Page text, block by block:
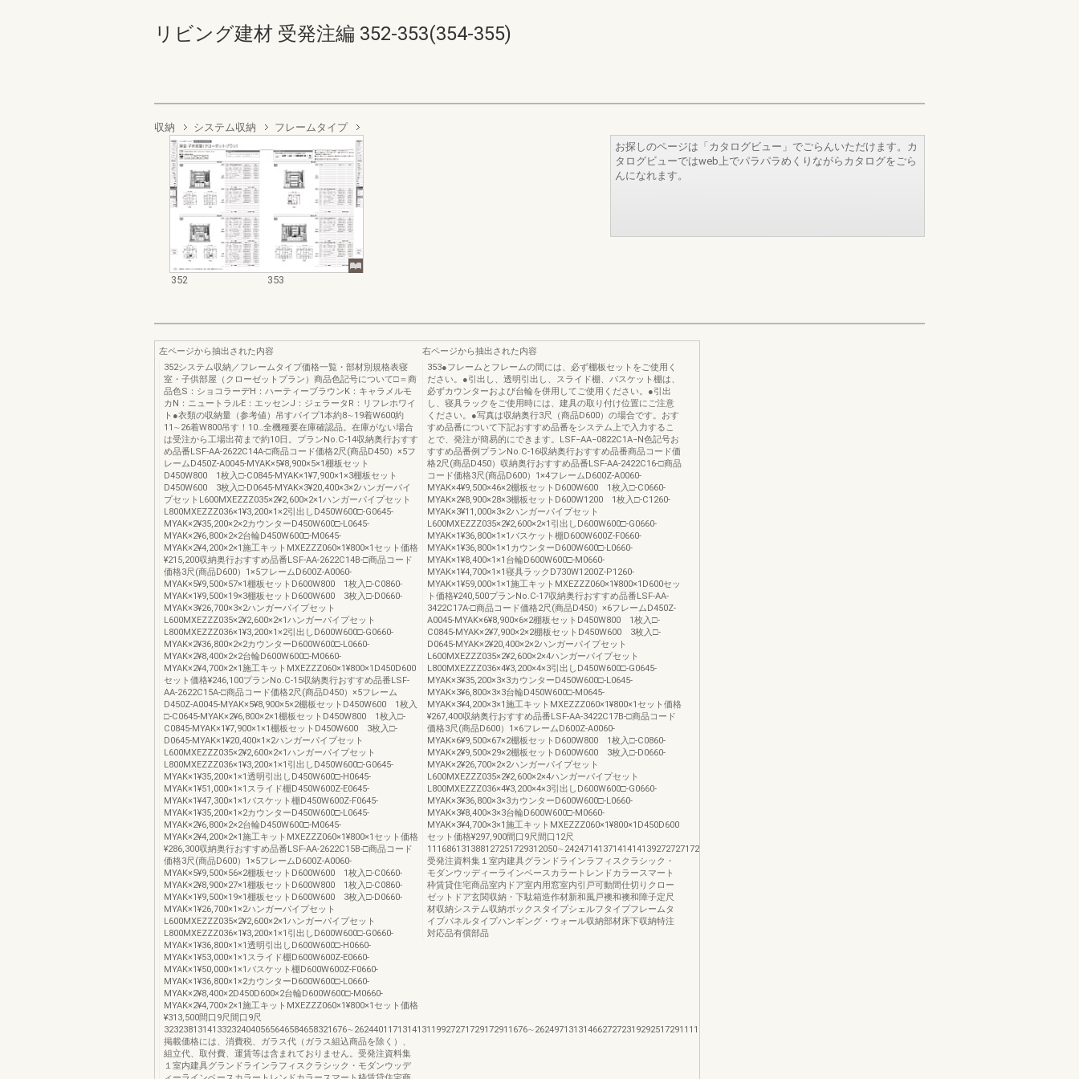
リビング建材 受発注編 352-353(354-355)
収納 システム収納 フレームタイプ
352 353
お探しのページは「カタログビュー」でごらんいただけます。カ
タログビューではweb上でパラパラめくりながらカタログをごら
んになれます。
左ページから抽出された内容
352システム収納／フレームタイプ価格一覧・部材別規格表寝
室・子供部屋（クローゼットプラン）商品色記号について□＝商
品色S：ショコラーデH：ハーティーブラウンK：キャラメルモ
カN：ニュートラルE：エッセンJ：ジェラータR：リフレホワイ
ト●衣類の収納量（参考値）吊すパイプ1本約8∼19着W600約
11∼26着W800吊す！10…全機種要在庫確認品。在庫がない場合
は受注から工場出荷まで約10日。プランNo.C-14収納奥行おすす
め品番LSF-AA-2622C14A-□商品コード価格2尺(商品D450）×5フ
レームD450Z-A0045-MYAK×5¥8,900×5×1棚板セット
D450W800 1枚入□-C0845-MYAK×1¥7,900×1×3棚板セット
D450W600 3枚入□-D0645-MYAK×3¥20,400×3×2ハンガーパイ
プセットL600MXEZZZ035×2¥2,600×2×1ハンガーパイプセット
L800MXEZZZ036×1¥3,200×1×2引出しD450W600□-G0645-
MYAK×2¥35,200×2×2カウンターD450W600□-L0645-
MYAK×2¥6,800×2×2台輪D450W600□-M0645-
MYAK×2¥4,200×2×1施工キットMXEZZZ060×1¥800×1セット価格
¥215,200収納奥行おすすめ品番LSF-AA-2622C14B-□商品コード
価格3尺(商品D600）1×5フレームD600Z-A0060-
MYAK×5¥9,500×57×1棚板セットD600W800 1枚入□-C0860-
MYAK×1¥9,500×19×3棚板セットD600W600 3枚入□-D0660-
MYAK×3¥26,700×3×2ハンガーパイプセット
L600MXEZZZ035×2¥2,600×2×1ハンガーパイプセット
L800MXEZZZ036×1¥3,200×1×2引出しD600W600□-G0660-
MYAK×2¥36,800×2×2カウンターD600W600□-L0660-
MYAK×2¥8,400×2×2台輪D600W600□-M0660-
MYAK×2¥4,700×2×1施工キットMXEZZZ060×1¥800×1D450D600
セット価格¥246,100プランNo.C-15収納奥行おすすめ品番LSF-
AA-2622C15A-□商品コード価格2尺(商品D450）×5フレーム
D450Z-A0045-MYAK×5¥8,900×5×2棚板セットD450W600 1枚入
□-C0645-MYAK×2¥6,800×2×1棚板セットD450W800 1枚入□-
C0845-MYAK×1¥7,900×1×1棚板セットD450W600 3枚入□-
D0645-MYAK×1¥20,400×1×2ハンガーパイプセット
L600MXEZZZ035×2¥2,600×2×1ハンガーパイプセット
L800MXEZZZ036×1¥3,200×1×1引出しD450W600□-G0645-
MYAK×1¥35,200×1×1透明引出しD450W600□-H0645-
MYAK×1¥51,000×1×1スライド棚D450W600Z-E0645-
MYAK×1¥47,300×1×1バスケット棚D450W600Z-F0645-
MYAK×1¥35,200×1×2カウンターD450W600□-L0645-
MYAK×2¥6,800×2×2台輪D450W600□-M0645-
MYAK×2¥4,200×2×1施工キットMXEZZZ060×1¥800×1セット価格
¥286,300収納奥行おすすめ品番LSF-AA-2622C15B-□商品コード
価格3尺(商品D600）1×5フレームD600Z-A0060-
MYAK×5¥9,500×56×2棚板セットD600W600 1枚入□-C0660-
MYAK×2¥8,900×27×1棚板セットD600W800 1枚入□-C0860-
MYAK×1¥9,500×19×1棚板セットD600W600 3枚入□-D0660-
MYAK×1¥26,700×1×2ハンガーパイプセット
L600MXEZZZ035×2¥2,600×2×1ハンガーパイプセット
L800MXEZZZ036×1¥3,200×1×1引出しD600W600□-G0660-
MYAK×1¥36,800×1×1透明引出しD600W600□-H0660-
MYAK×1¥53,000×1×1スライド棚D600W600Z-E0660-
MYAK×1¥50,000×1×1バスケット棚D600W600Z-F0660-
MYAK×1¥36,800×1×2カウンターD600W600□-L0660-
MYAK×2¥8,400×2D450D600×2台輪D600W600□-M0660-
MYAK×2¥4,700×2×1施工キットMXEZZZ060×1¥800×1セット価格
¥313,500間口9尺間口9尺
32323813141332324040565646584658321676∼262440117131413119927271729172911676∼262497131314662727231929251729111111676∼26249381313143737565652485854465832323232321676∼262440
掲載価格には、消費税、ガラス代（ガラス組込商品を除く）、
組立代、取付費、運賃等は含まれておりません。受発注資料集
１室内建具グランドラインラフィスクラシック・モダンウッデ
右ページから抽出された内容
353●フレームとフレームの間には、必ず棚板セットをご使用く
ださい。●引出し、透明引出し、スライド棚、バスケット棚は、
必ずカウンターおよび台輪を併用してご使用ください。●引出
し、寝具ラックをご使用時には、建具の取り付け位置にご注意
ください。●写真は収納奥行3尺（商品D600）の場合です。おす
すめ品番について下記おすすめ品番をシステム上で入力するこ
とで、発注が簡易的にできます。LSF−AA−0822C1A−N色記号お
すすめ品番例プランNo.C-16収納奥行おすすめ品番商品コード価
格2尺(商品D450）収納奥行おすすめ品番LSF-AA-2422C16-□商品
コード価格3尺(商品D600）1×4フレームD600Z-A0060-
MYAK×4¥9,500×46×2棚板セットD600W600 1枚入□-C0660-
MYAK×2¥8,900×28×3棚板セットD600W1200 1枚入□-C1260-
MYAK×3¥11,000×3×2ハンガーパイプセット
L600MXEZZZ035×2¥2,600×2×1引出しD600W600□-G0660-
MYAK×1¥36,800×1×1バスケット棚D600W600Z-F0660-
MYAK×1¥36,800×1×1カウンターD600W600□-L0660-
MYAK×1¥8,400×1×1台輪D600W600□-M0660-
MYAK×1¥4,700×1×1寝具ラックD730W1200Z-P1260-
MYAK×1¥59,000×1×1施工キットMXEZZZ060×1¥800×1D600セッ
ト価格¥240,500プランNo.C-17収納奥行おすすめ品番LSF-AA-
3422C17A-□商品コード価格2尺(商品D450）×6フレームD450Z-
A0045-MYAK×6¥8,900×6×2棚板セットD450W800 1枚入□-
C0845-MYAK×2¥7,900×2×2棚板セットD450W600 3枚入□-
D0645-MYAK×2¥20,400×2×2ハンガーパイプセット
L600MXEZZZ035×2¥2,600×2×4ハンガーパイプセット
L800MXEZZZ036×4¥3,200×4×3引出しD450W600□-G0645-
MYAK×3¥35,200×3×3カウンターD450W600□-L0645-
MYAK×3¥6,800×3×3台輪D450W600□-M0645-
MYAK×3¥4,200×3×1施工キットMXEZZZ060×1¥800×1セット価格
¥267,400収納奥行おすすめ品番LSF-AA-3422C17B-□商品コード
価格3尺(商品D600）1×6フレームD600Z-A0060-
MYAK×6¥9,500×67×2棚板セットD600W800 1枚入□-C0860-
MYAK×2¥9,500×29×2棚板セットD600W600 3枚入□-D0660-
MYAK×2¥26,700×2×2ハンガーパイプセット
L600MXEZZZ035×2¥2,600×2×4ハンガーパイプセット
L800MXEZZZ036×4¥3,200×4×3引出しD600W600□-G0660-
MYAK×3¥36,800×3×3カウンターD600W600□-L0660-
MYAK×3¥8,400×3×3台輪D600W600□-M0660-
MYAK×3¥4,700×3×1施工キットMXEZZZ060×1¥800×1D450D600
セット価格¥297,900間口9尺間口12尺
受発注資料集１室内建具グランドラインラフィスクラシック・
モダンウッディーラインベースカラートレンドカラースマート
枠賃貸住宅商品室内ドア室内用窓室内引戸可動間仕切りクロー
ゼットドア玄関収納・下駄箱造作材新和風戸襖和襖和障子定尺
材収納システム収納ボックスタイプシェルフタイプフレームタ
イプパネルタイプハンギング・ウォール収納部材床下収納特注
対応品有償部品